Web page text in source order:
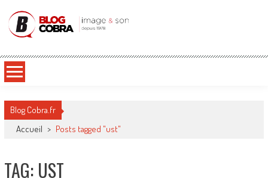
Blog Cobra
Blog Cobra.fr
Accueil > Posts tagged "ust"
TAG: UST